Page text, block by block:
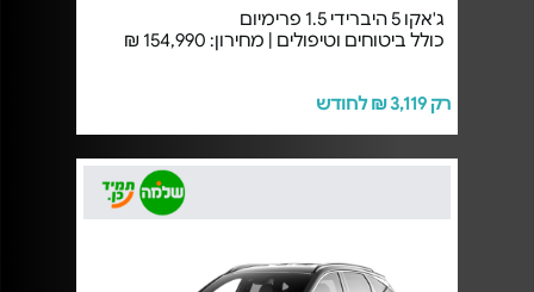
ג'אקו 5 היברידי 1.5 פרימיום
כולל ביטוחים וטיפולים | מחירון: 154,990 ₪
רק 3,119 ₪ לחודש